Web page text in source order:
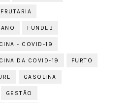
FRUTARIA
FUNDEB
- COVID-19
DA COVID-19 FURTO
GASOLINA
GESTÃO